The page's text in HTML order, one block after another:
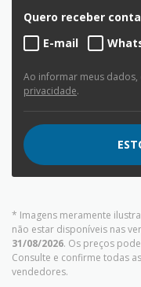
* Imagens meramente
não estar disponíveis nas
31/08/2026. Os preços
Consulte e confirme todas
vendedores.
Quero receber
E-mail
Ao informar meus
privacidade.